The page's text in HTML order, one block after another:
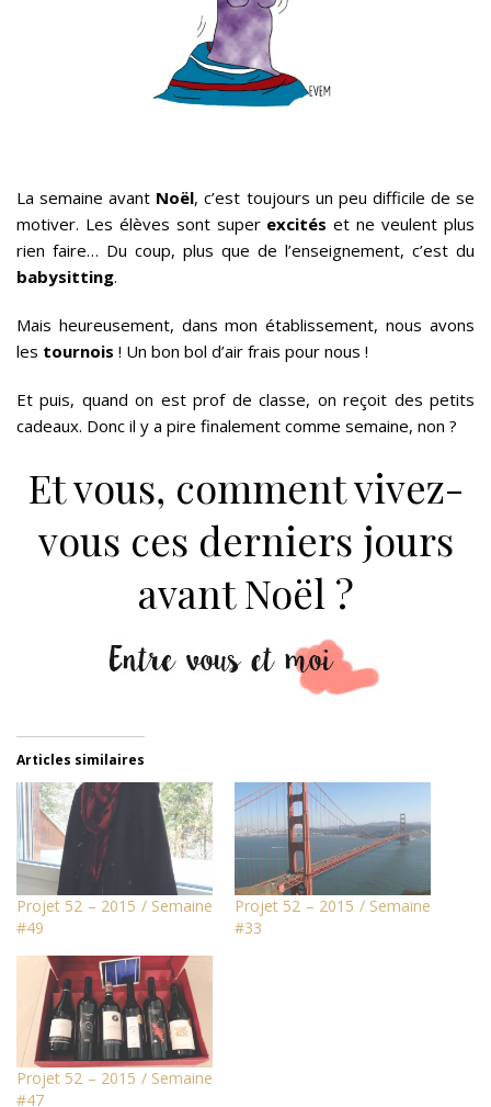
La semaine avant Noël, c’est toujours un peu difficile de se
motiver. Les élèves sont super excités et ne veulent plus
rien faire… Du coup, plus que de l’enseignement, c’est du
babysitting.
Mais heureusement, dans mon établissement, nous avons
les tournois ! Un bon bol d’air frais pour nous !
Et puis, quand on est prof de classe, on reçoit des petits
cadeaux. Donc il y a pire finalement comme semaine, non ?
Et vous, comment vivez-
vous ces derniers jours
avant Noël ?
Articles similaires
Projet 52 – 2015 / Semaine
#49
Projet 52 – 2015 / Semaine
#33
Projet 52 – 2015 / Semaine
#47